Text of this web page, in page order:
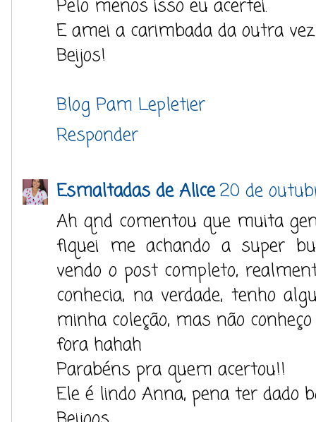
Pelo menos isso eu acertei.
E amei a carimbada da outra
Beijos!
Blog Pam Lepletier
Responder
Esmaltadas de Alice20 de
Ah qnd comentou que muita
fiquei me achando a super
vendo o post completo,
conhecia, na verdade, tenho
minha coleção, mas não
fora hahah
Parabéns pra quem acertou!!
Ele é lindo Anna, pena ter dado